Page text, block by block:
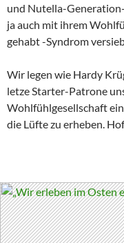
und Nutella-
ja auch mit ihrem
gehabt -Syndrom
Wir legen wie Hardy
letze Starter-Patrone
Wohlfühlgesellschaft
die Lüfte zu erheben.